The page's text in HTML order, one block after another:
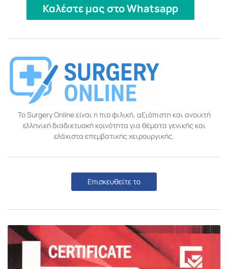
Καλέστε μας στο Whatsapp
Το Surgery Online είναι η πιο φιλική, αξιόπιστη και ανοιχτή
ελληνική διαδικτυακή κοινότητα για θέματα γενικής και
ελάχιστα επεμβατικής χειρουργικής.
Επισκευθείτε το